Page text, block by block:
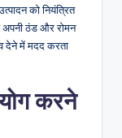
को नियंत्रित
अपनी ठंड और रोमन
में मदद करता
करने